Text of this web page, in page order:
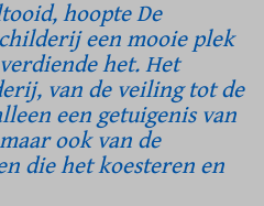
hoopte De
een mooie plek
het. Het
van de veiling tot de
een getuigenis van
ook van de
die het koesteren en